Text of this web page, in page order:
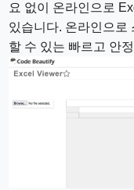
요 없이 온라인으로
있습니다. 온라인으로
할 수 있는 빠르고 안